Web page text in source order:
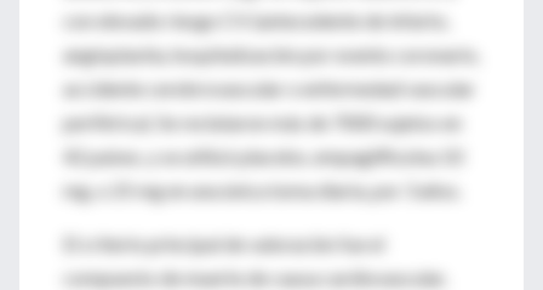
con elevado riesgo CV (antecedente de infarto,
angioplastia, hospitalización por evento coronario,
accidente cerebrovascular o enfermedad vascular
periférica). Se reclutaron más de 7000 sujetos en
42 países, y se utilizó placebo, empagliflozina 10
mg, o 25 mg en una única toma diaria, por 3 años.
El criterio principal de valoración fue el
compuesto de muerte de causa cardiovascular,